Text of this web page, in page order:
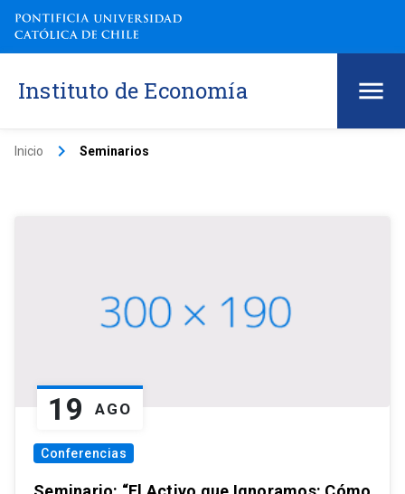
Instituto de Economía
Inicio keyboard_arrow_right Seminarios
19 AGO
Conferencias